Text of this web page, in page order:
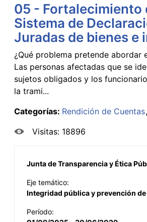
05 - Fortalecimiento
Sistema de
Juradas de bienes e
¿Qué problema pretende abordar
Las personas afectadas que se
sujetos obligados y los
la trami...
Categorías: Rendición de Cuentas
Visitas: 18896
Junta de Transparencia y Ética
Eje temático:
Integridad pública y prevención
Período: